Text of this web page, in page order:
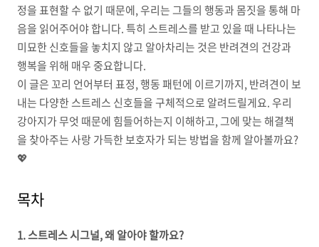
정을 표현할 수 없기 때문에, 우리는 그들의 행동과 몸짓을 통해 마
음을 읽어주어야 합니다. 특히 스트레스를 받고 있을 때 나타나는
미묘한 신호들을 놓치지 않고 알아차리는 것은 반려견의 건강과
행복을 위해 매우 중요합니다.
이 글은 꼬리 언어부터 표정, 행동 패턴에 이르기까지, 반려견이 보
내는 다양한 스트레스 신호들을 구체적으로 알려드릴게요. 우리
강아지가 무엇 때문에 힘들어하는지 이해하고, 그에 맞는 해결책
을 찾아주는 사랑 가득한 보호자가 되는 방법을 함께 알아볼까요?
💖
목차
1. 스트레스 시그널, 왜 알아야 할까요?